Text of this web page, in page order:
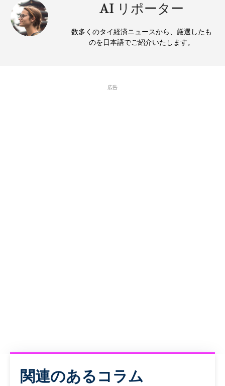
AI リポーター
数多くのタイ経済ニュースから、厳選したも
のを日本語でご紹介いたします。
広告
関連のあるコラム